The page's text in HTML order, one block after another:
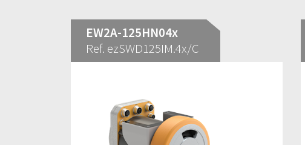
EW2A-125HN04x
Ref. ezSWD125IM.4x/C